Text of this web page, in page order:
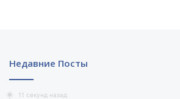
Недавние Посты
11 секунд назад